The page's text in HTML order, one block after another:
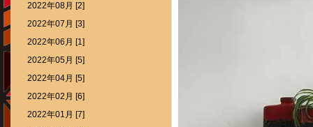
2022年08月 [2]
2022年07月 [3]
2022年06月 [1]
2022年05月 [5]
2022年04月 [5]
2022年02月 [6]
2022年01月 [7]